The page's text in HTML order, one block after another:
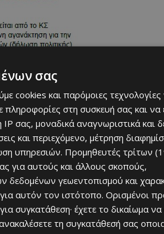
σας
cookies και παρόμοιες τεχνολογίες
στη συσκευή σας και να
σας, μοναδικά αναγνωριστικά και
και περιεχόμενο, μέτρηση
υπηρεσιών. Προμηθευτές τρίτων
για αυτούς και άλλους σκοπούς,
δεδομένων γεωεντοπισμού και
αυτόν τον ιστότοπο. Ορισμένοι
συγκατάθεση· έχετε το δικαίωμα να
τη συγκατάθεσή σας